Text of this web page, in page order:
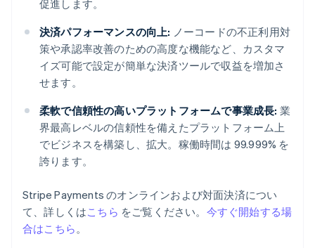
促進します。
決済パフォーマンスの向上: ノーコードの不正利用対
策や承認率改善のための高度な機能など、カスタマ
イズ可能で設定が簡単な決済ツールで収益を増加さ
せます。
柔軟で信頼性の高いプラットフォームで事業成長: 業
界最高レベルの信頼性を備えたプラットフォーム上
でビジネスを構築し、拡大。稼働時間は 99.999% を
誇ります。
Stripe Payments のオンラインおよび対面決済につい
て、詳しくはこちら をご覧ください。 今すぐ開始する場
合はこちら。
アイルランド
English
アメリカ